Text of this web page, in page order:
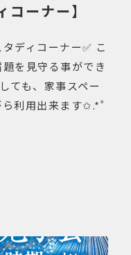
コーナー】
ディコーナー✅ こ
を見守る事ができ
ても、家事スペー
利用出来ます✩.*˚